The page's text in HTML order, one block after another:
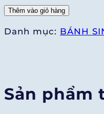
Mousse
Cam
lượng
Thêm vào giỏ hàng
Danh mục: BÁNH
Sản phẩm